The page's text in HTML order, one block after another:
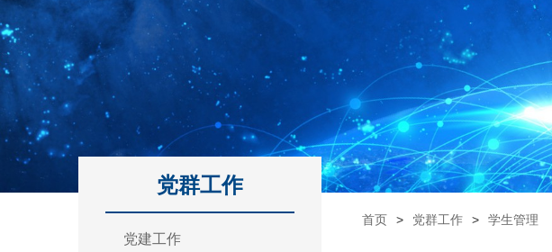
党群工作
党建工作
首页 > 党群工作 > 学生管理